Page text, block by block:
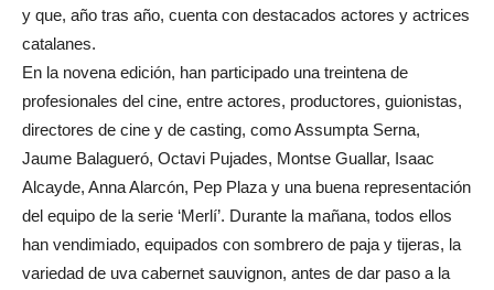
y que, año tras año, cuenta con destacados actores y actrices
catalanes.
En la novena edición, han participado una treintena de
profesionales del cine, entre actores, productores, guionistas,
directores de cine y de casting, como Assumpta Serna,
Jaume Balagueró, Octavi Pujades, Montse Guallar, Isaac
Alcayde, Anna Alarcón, Pep Plaza y una buena representación
del equipo de la serie ‘Merlí’. Durante la mañana, todos ellos
han vendimiado, equipados con sombrero de paja y tijeras, la
variedad de uva cabernet sauvignon, antes de dar paso a la